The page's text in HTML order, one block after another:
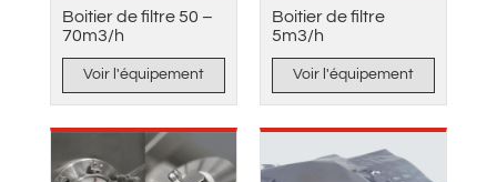
Boitier de filtre 50 –
70m3/h
Voir l'équipement
Boitier de filtre
5m3/h
Voir l'équipement